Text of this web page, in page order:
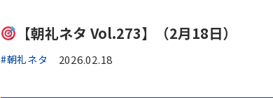
【朝礼ネタ Vol.273】（2月18日）
#朝礼ネタ 2026.02.18